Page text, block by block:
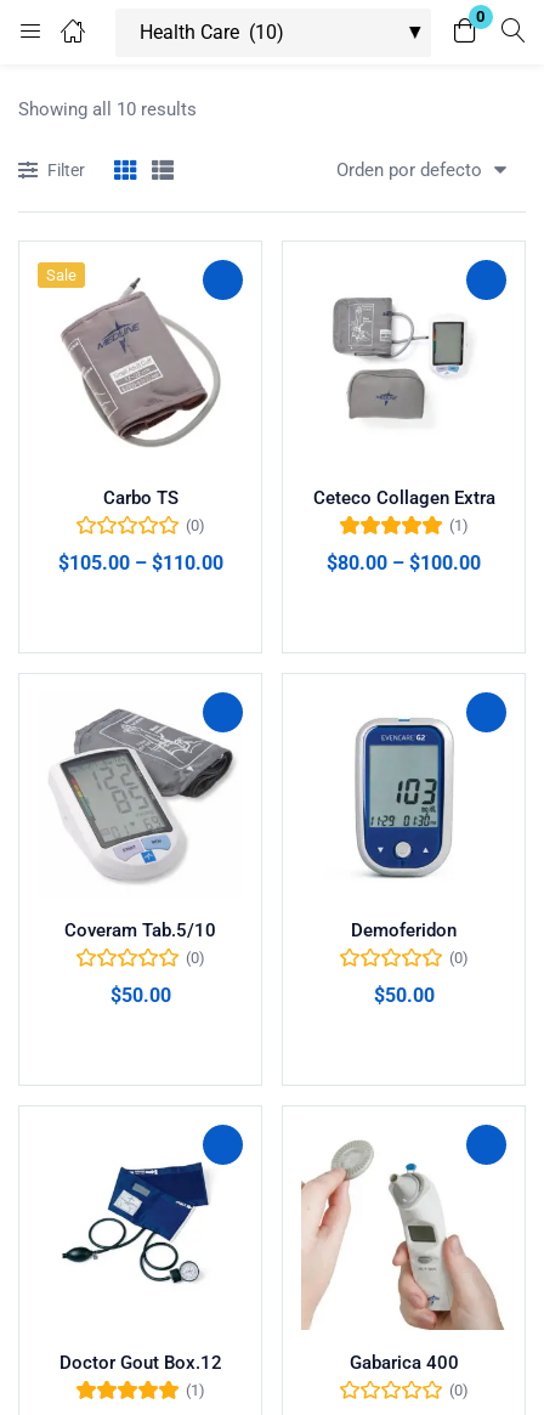
0
Remember me Lost password?
Showing all 10 results
Filter Orden por defecto
Sale
Carbo TS
(0)
$105.00 – $110.00
Ceteco Collagen Extra
5.00de 5
(1)
$80.00 – $100.00
Coveram Tab.5/10
(0)
$50.00
Demoferidon
(0)
$50.00
Doctor Gout Box.12
(1)
Gabarica 400
(0)